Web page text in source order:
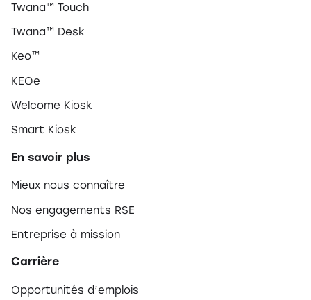
Twana™ Touch
Twana™ Desk
Keo™
KEOe
Welcome Kiosk
Smart Kiosk
En savoir plus
Mieux nous connaître
Nos engagements RSE
Entreprise à mission
Carrière
Opportunités d’emplois